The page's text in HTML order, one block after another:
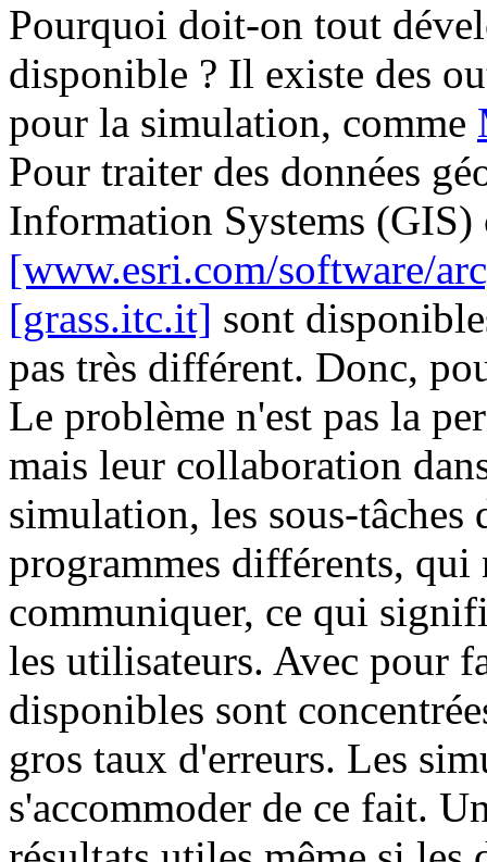
Pourquoi doit-on tout
disponible ? Il existe des
pour la simulation, comme
Pour traiter des données
Information Systems
[www.esri.com/software/
[grass.itc.it] sont
pas très différent. Donc,
Le problème n'est pas la
mais leur collaboration
simulation, les sous-tâches
programmes différents,
communiquer, ce qui
les utilisateurs. Avec pour
disponibles sont
gros taux d'erreurs. Les
s'accommoder de ce fait.